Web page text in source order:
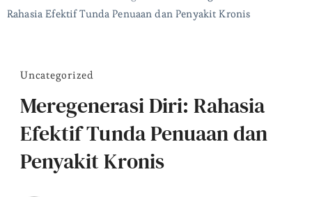
Rahasia Efektif Tunda Penuaan dan Penyakit Kronis
Uncategorized
Meregenerasi Diri: Rahasia
Efektif Tunda Penuaan dan
Penyakit Kronis